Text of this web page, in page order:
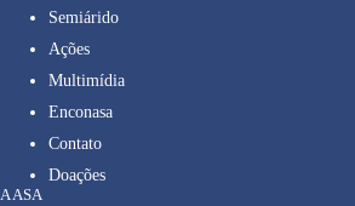
Semiárido
Ações
Multimídia
Enconasa
Contato
Doações
A ASA